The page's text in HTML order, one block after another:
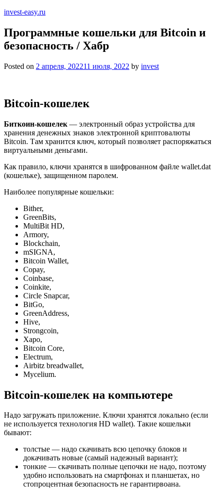
invest-easy.ru
Программные кошельки для Bitcoin и
безопасность / Хабр
Posted on 2 апреля, 202211 июля, 2022 by invest
Bitcoin-кошелек
Биткоин-кошелек — электронный образ устройства для
хранения денежных знаков электронной криптовалюты
Bitcoin. Там хранится ключ, который позволяет распоряжаться
виртуальными деньгами.
Как правило, ключи хранятся в шифрованном файле wallet.dat
(кошельке), защищенном паролем.
Наиболее популярные кошельки:
Bither,
GreenBits,
MultiBit HD,
Armory,
Blockchain,
mSIGNA,
Bitcoin Wallet,
Copay,
Coinbase,
Coinkite,
Circle Snapcar,
BitGo,
GreenAddress,
Hive,
Strongcoin,
Xapo,
Bitcoin Core,
Electrum,
Airbitz breadwallet,
Mycelium.
Bitcoin-кошелек на компьютере
Надо загружать приложение. Ключи хранятся локально (если
не используется технология HD wallet). Такие кошельки
бывают:
толстые — надо скачивать всю цепочку блоков и
докачивать новые (самый надежный вариант);
тонкие — скачивать полные цепочки не надо, поэтому
удобно использовать на смартфонах и планшетах, но
стопроцентная безопасность не гарантирвоана.